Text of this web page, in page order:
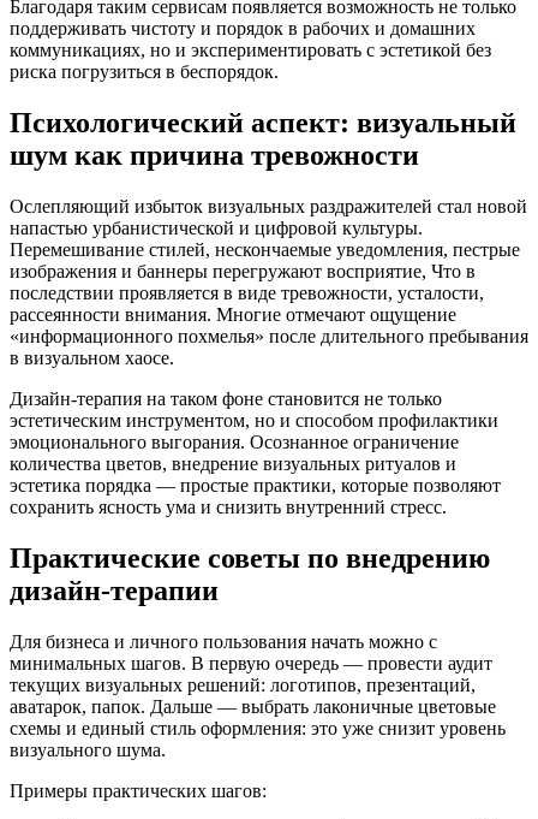
Благодаря таким сервисам появляется возможность не только
поддерживать чистоту и порядок в рабочих и домашних
коммуникациях, но и экспериментировать с эстетикой без
риска погрузиться в беспорядок.
Психологический аспект: визуальный
шум как причина тревожности
Ослепляющий избыток визуальных раздражителей стал новой
напастью урбанистической и цифровой культуры.
Перемешивание стилей, нескончаемые уведомления, пестрые
изображения и баннеры перегружают восприятие, Что в
последствии проявляется в виде тревожности, усталости,
рассеянности внимания. Многие отмечают ощущение
«информационного похмелья» после длительного пребывания
в визуальном хаосе.
Дизайн-терапия на таком фоне становится не только
эстетическим инструментом, но и способом профилактики
эмоционального выгорания. Осознанное ограничение
количества цветов, внедрение визуальных ритуалов и
эстетика порядка — простые практики, которые позволяют
сохранить ясность ума и снизить внутренний стресс.
Практические советы по внедрению
дизайн-терапии
Для бизнеса и личного пользования начать можно с
минимальных шагов. В первую очередь — провести аудит
текущих визуальных решений: логотипов, презентаций,
аватарок, папок. Дальше — выбрать лаконичные цветовые
схемы и единый стиль оформления: это уже снизит уровень
визуального шума.
Примеры практических шагов: